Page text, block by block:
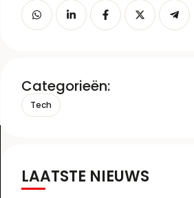
Categorieën:
Tech
LAATSTE NIEUWS